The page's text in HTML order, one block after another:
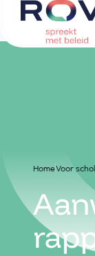
HomeVoor